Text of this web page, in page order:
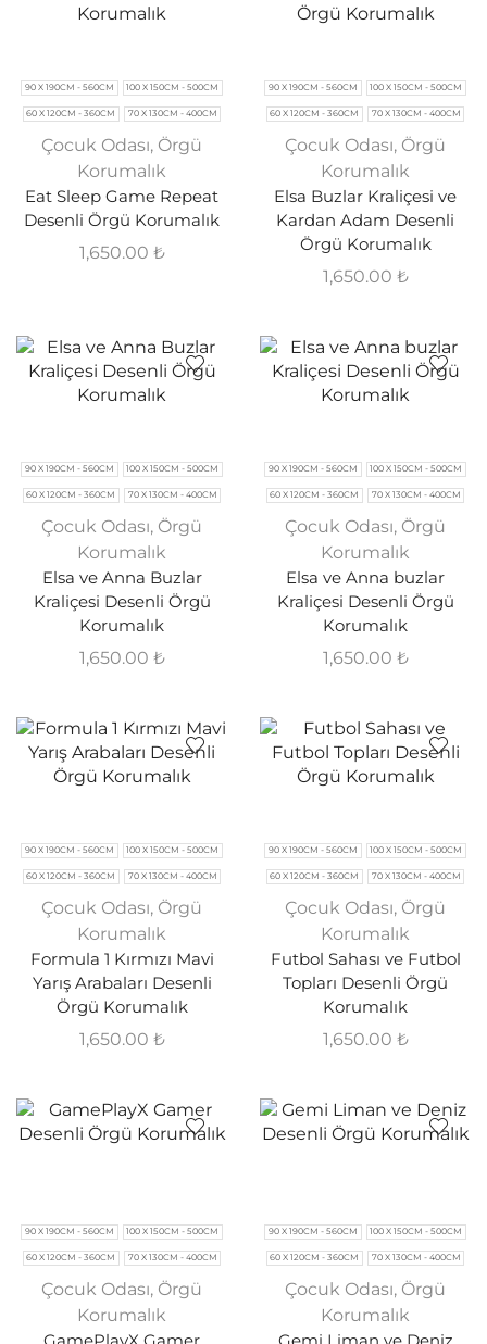
90 X 190CM - 560CM 100 X 150CM - 500CM
60 X 120CM - 360CM 70 X 130CM - 400CM
Çocuk Odası, Örgü
Korumalık
Eat Sleep Game Repeat
Desenli Örgü Korumalık
1,650.00 ₺
90 X 190CM - 560CM 100 X 150CM - 500CM
60 X 120CM - 360CM 70 X 130CM - 400CM
Çocuk Odası, Örgü
Korumalık
Elsa Buzlar Kraliçesi ve
Kardan Adam Desenli
Örgü Korumalık
1,650.00 ₺
90 X 190CM - 560CM 100 X 150CM - 500CM
60 X 120CM - 360CM 70 X 130CM - 400CM
Çocuk Odası, Örgü
Korumalık
Elsa ve Anna Buzlar
Kraliçesi Desenli Örgü
Korumalık
1,650.00 ₺
90 X 190CM - 560CM 100 X 150CM - 500CM
60 X 120CM - 360CM 70 X 130CM - 400CM
Çocuk Odası, Örgü
Korumalık
Elsa ve Anna buzlar
Kraliçesi Desenli Örgü
Korumalık
1,650.00 ₺
90 X 190CM - 560CM 100 X 150CM - 500CM
60 X 120CM - 360CM 70 X 130CM - 400CM
Çocuk Odası, Örgü
Korumalık
Formula 1 Kırmızı Mavi
Yarış Arabaları Desenli
Örgü Korumalık
1,650.00 ₺
90 X 190CM - 560CM 100 X 150CM - 500CM
60 X 120CM - 360CM 70 X 130CM - 400CM
Çocuk Odası, Örgü
Korumalık
Futbol Sahası ve Futbol
Topları Desenli Örgü
Korumalık
1,650.00 ₺
90 X 190CM - 560CM 100 X 150CM - 500CM
60 X 120CM - 360CM 70 X 130CM - 400CM
Çocuk Odası, Örgü
Korumalık
90 X 190CM - 560CM 100 X 150CM - 500CM
60 X 120CM - 360CM 70 X 130CM - 400CM
Çocuk Odası, Örgü
Korumalık